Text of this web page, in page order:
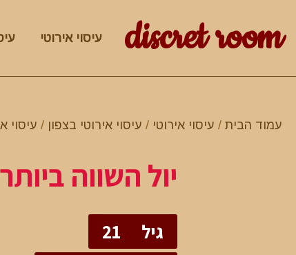
discret room עיסוי אירוטי
עמוד הבית / עיסוי אירוטי / עיסוי אירוטי בצפון / עיסוי
יול השווה ביותר
גיל
21